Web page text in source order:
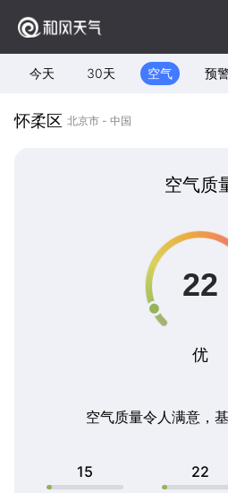
今天 30天 空气 预
怀柔区 北京市 - 中国
空气质
优
空气质量令人满意，
15 22